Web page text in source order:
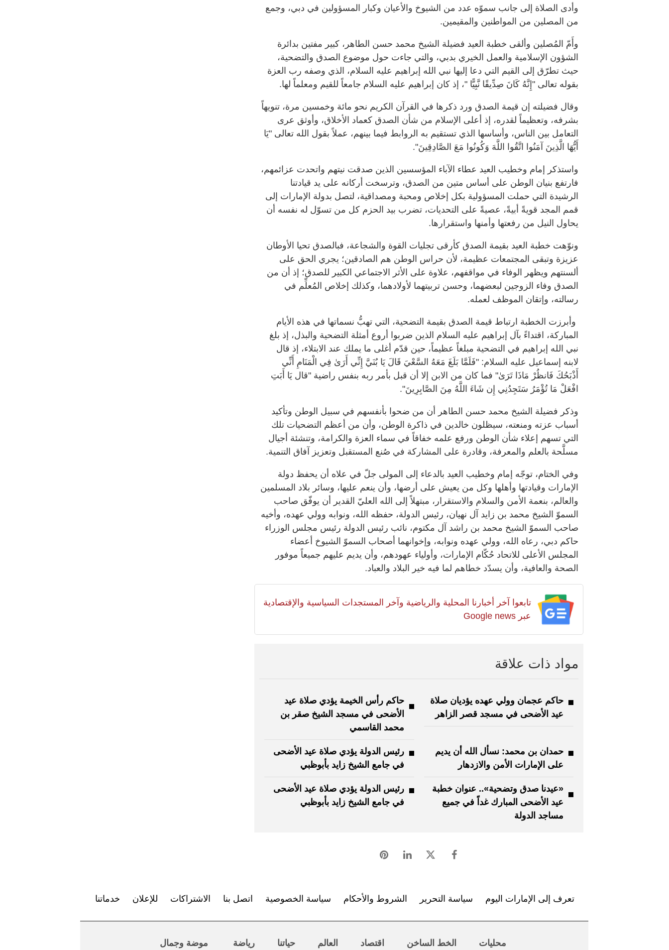
وأدى الصلاة إلى جانب سموّه عدد من الشيوخ والأعيان وكبار المسؤولين في دبي، وجمع
من المصلين من المواطنين والمقيمين.
وأَمّ المُصلين وألقى خطبة العيد فضيلة الشيخ محمد حسن الطاهر، كبير مفتين بدائرة
الشؤون الإسلامية والعمل الخيري بدبي، والتي جاءت حول موضوع الصدق والتضحية،
حيث تطرّق إلى القيم التي دعا إليها نبي الله إبراهيم عليه السلام، الذي وصفه رب العزة
بقوله تعالى "إِنَّهُ كَانَ صِدِّيقًا نَّبِيًّا "، إذ كان إبراهيم عليه السلام جامعاً للقيم ومعلماً لها.
وقال فضيلته إن قيمة الصدق ورد ذكرها في القرآن الكريم نحو مائة وخمسين مرة، تنويهاً
بشرفه، وتعظيماً لقدره، إذ أعلى الإسلام من شأن الصدق كعماد الأخلاق، وأوثق عرى
التعامل بين الناس، وأساسها الذي تستقيم به الروابط فيما بينهم، عملاً بقول الله تعالى "يَا
أَيُّهَا الَّذِينَ آمَنُوا اتَّقُوا اللَّهَ وَكُونُوا مَعَ الصَّادِقِينَ".
واستذكر إمام وخطيب العيد عطاء الآباء المؤسسين الذين صدقت نيتهم واتحدت عزائمهم،
فارتفع بنيان الوطن على أساس متين من الصدق، وترسخت أركانه على يد قيادتنا
الرشيدة التي حملت المسؤولية بكل إخلاص ومحبة ومصداقية، لتصل بدولة الإمارات إلى
قمم المجد قويةً أبيةً، عصيةً على التحديات، تضرب بيد الحزم كل من تسوّل له نفسه أن
يحاول النيل من رفعتها وأمنها واستقرارها.
ونوّهت خطبة العيد بقيمة الصدق كأرقى تجليات القوة والشجاعة، فبالصدق تحيا الأوطان
عزيزة وتبقى المجتمعات عظيمة، لأن حراس الوطن هم الصادقين؛ يجري الحق على
ألسنتهم ويظهر الوفاء في مواقفهم، علاوة على الأثر الاجتماعي الكبير للصدق؛ إذ أن من
الصدق وفاء الزوجين لبعضهما، وحسن تربيتهما لأولادهما، وكذلك إخلاص المُعلِّم في
رسالته، وإتقان الموظف لعمله.
وأبرزت الخطبة ارتباط قيمة الصدق بقيمة التضحية، التي تهبُّ نسماتها في هذه الأيام
المباركة، اقتداءً بآل إبراهيم عليه السلام الذين ضربوا أروع أمثلة التضحية والبذل، إذ بلغ
نبي الله إبراهيم في التضحية مبلغاً عظيماً، حين قدّم أغلى ما يملك عند الابتلاء، إذ قال
لابنه إسماعيل عليه السلام: "فَلَمَّا بَلَغَ مَعَهُ السَّعْيَ قَالَ يَا بُنَيَّ إِنِّي أَرَىٰ فِي الْمَنَامِ أَنِّي
أَذْبَحُكَ فَانظُرْ مَاذَا تَرَىٰ" فما كان من الابن إلا أن قبل بأمر ربه بنفس راضية "قال يَا أَبَتِ
افْعَلْ مَا تُؤْمَرُ سَتَجِدُنِي إِن شَاءَ اللَّهُ مِنَ الصَّابِرِينَ".
وذكر فضيلة الشيخ محمد حسن الطاهر أن من ضحوا بأنفسهم في سبيل الوطن وتأكيد
أسباب عزته ومنعته، سيظلون خالدين في ذاكرة الوطن، وأن من أعظم التضحيات تلك
التي تسهم إعلاء شأن الوطن ورفع علمه خفاقاً في سماء العزة والكرامة، وتنشئة أجيال
مسلَّحة بالعلم والمعرفة، وقادرة على المشاركة في صُنع المستقبل وتعزيز آفاق التنمية.
وفي الختام، توجّه إمام وخطيب العيد بالدعاء إلى المولى جلّ في علاه أن يحفظ دولة
الإمارات وقيادتها وأهلها وكل من يعيش على أرضها، وأن ينعم عليها، وسائر بلاد المسلمين
والعالم، بنعمة الأمن والسلام والاستقرار، مبتهلاً إلى الله العليّ القدير أن يوفّق صاحب
السموّ الشيخ محمد بن زايد آل نهيان، رئيس الدولة، حفظه الله، ونوابه وولي عهده، وأخيه
صاحب السموّ الشيخ محمد بن راشد آل مكتوم، نائب رئيس الدولة رئيس مجلس الوزراء
حاكم دبي، رعاه الله، وولي عهده ونوابه، وإخوانهما أصحاب السموّ الشيوخ أعضاء
المجلس الأعلى للاتحاد حُكّام الإمارات، وأولياء عهودهم، وأن يديم عليهم جميعاً موفور
الصحة والعافية، وأن يسدّد خطاهم لما فيه خير البلاد والعباد.
تابعوا آخر أخبارنا المحلية والرياضية وآخر المستجدات السياسية والإقتصادية
عبر Google news
مواد ذات علاقة
حاكم عجمان وولي عهده يؤديان صلاة
عيد الأضحى في مسجد قصر الزاهر
حاكم رأس الخيمة يؤدي صلاة عيد
الأضحى في مسجد الشيخ صقر بن
محمد القاسمي
حمدان بن محمد: نسأل الله أن يديم
على الإمارات الأمن والازدهار
رئيس الدولة يؤدي صلاة عيد الأضحى
في جامع الشيخ زايد بأبوظبي
«عيدنا صدق وتضحية».. عنوان خطبة
عيد الأضحى المبارك غداً في جميع
مساجد الدولة
رئيس الدولة يؤدي صلاة عيد الأضحى
في جامع الشيخ زايد بأبوظبي
تعرف إلى الإمارات اليوم سياسة التحرير الشروط والأحكام سياسة الخصوصية اتصل بنا الاشتراكات للإعلان خدماتنا
محليات الخط الساخن اقتصاد العالم حياتنا رياضة موضة وجمال